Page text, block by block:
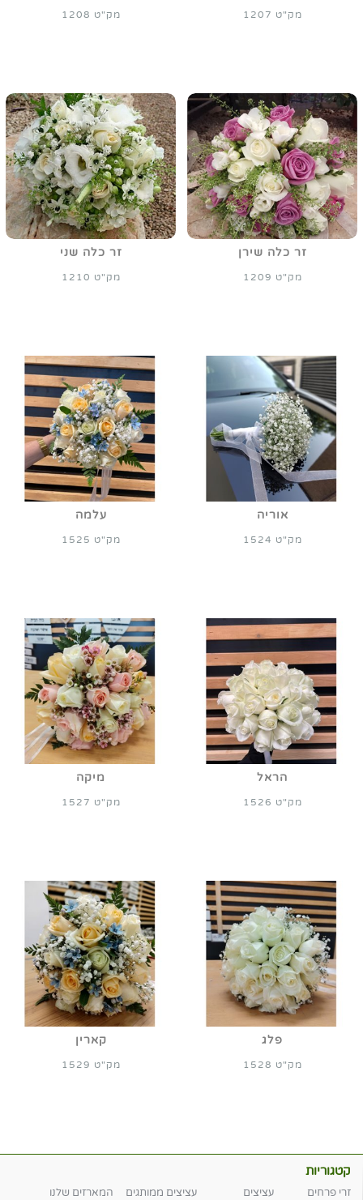
מק"ט 1207 מק"ט 1208
זר כלה שירן
מק"ט 1209
זר כלה שני
מק"ט 1210
אוריה
מק"ט 1524
עלמה
מק"ט 1525
הראל
מק"ט 1526
מיקה
מק"ט 1527
פלג
מק"ט 1528
קארין
מק"ט 1529
קטגוריות
זרי פרחים עציצים עציצים ממותגים המארזים שלנו